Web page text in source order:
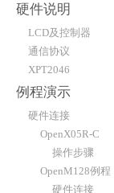
硬件说明
LCD及控制器
通信协议
XPT2046
例程演示
硬件连接
OpenX05R-C
操作步骤
OpenM128例程
硬件连接